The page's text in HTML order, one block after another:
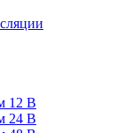
12 В
24 В